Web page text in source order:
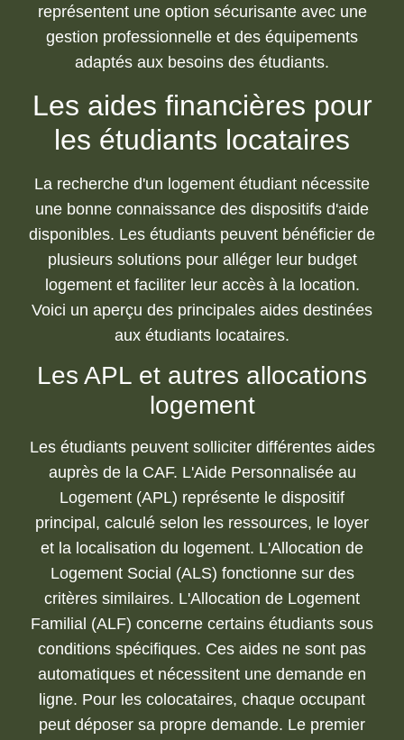
représentent une option sécurisante avec une
gestion professionnelle et des équipements
adaptés aux besoins des étudiants.
Les aides financières pour
les étudiants locataires
La recherche d'un logement étudiant nécessite
une bonne connaissance des dispositifs d'aide
disponibles. Les étudiants peuvent bénéficier de
plusieurs solutions pour alléger leur budget
logement et faciliter leur accès à la location.
Voici un aperçu des principales aides destinées
aux étudiants locataires.
Les APL et autres allocations
logement
Les étudiants peuvent solliciter différentes aides
auprès de la CAF. L'Aide Personnalisée au
Logement (APL) représente le dispositif
principal, calculé selon les ressources, le loyer
et la localisation du logement. L'Allocation de
Logement Social (ALS) fonctionne sur des
critères similaires. L'Allocation de Logement
Familial (ALF) concerne certains étudiants sous
conditions spécifiques. Ces aides ne sont pas
automatiques et nécessitent une demande en
ligne. Pour les colocataires, chaque occupant
peut déposer sa propre demande. Le premier